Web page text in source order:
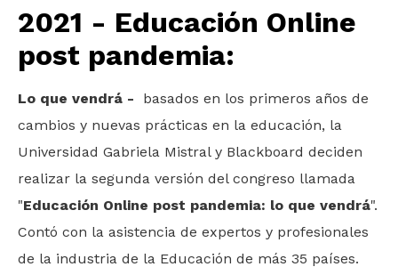
2021 - Educación Online
post pandemia:
Lo que vendrá - basados en los primeros años de
cambios y nuevas prácticas en la educación, la
Universidad Gabriela Mistral y Blackboard deciden
realizar la segunda versión del congreso llamada
"Educación Online post pandemia: lo que vendrá".
Contó con la asistencia de expertos y profesionales
de la industria de la Educación de más 35 países.